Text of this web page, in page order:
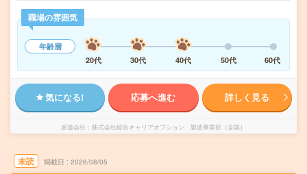
職場の雰囲気
年齢層
20代
30代 40代 50代 60代
気になる! 応募へ進む 詳しく見る
派遣会社 株式会社綜合キャリアオプション 製造事業部（全国）
未読 掲載日 2026/08/05